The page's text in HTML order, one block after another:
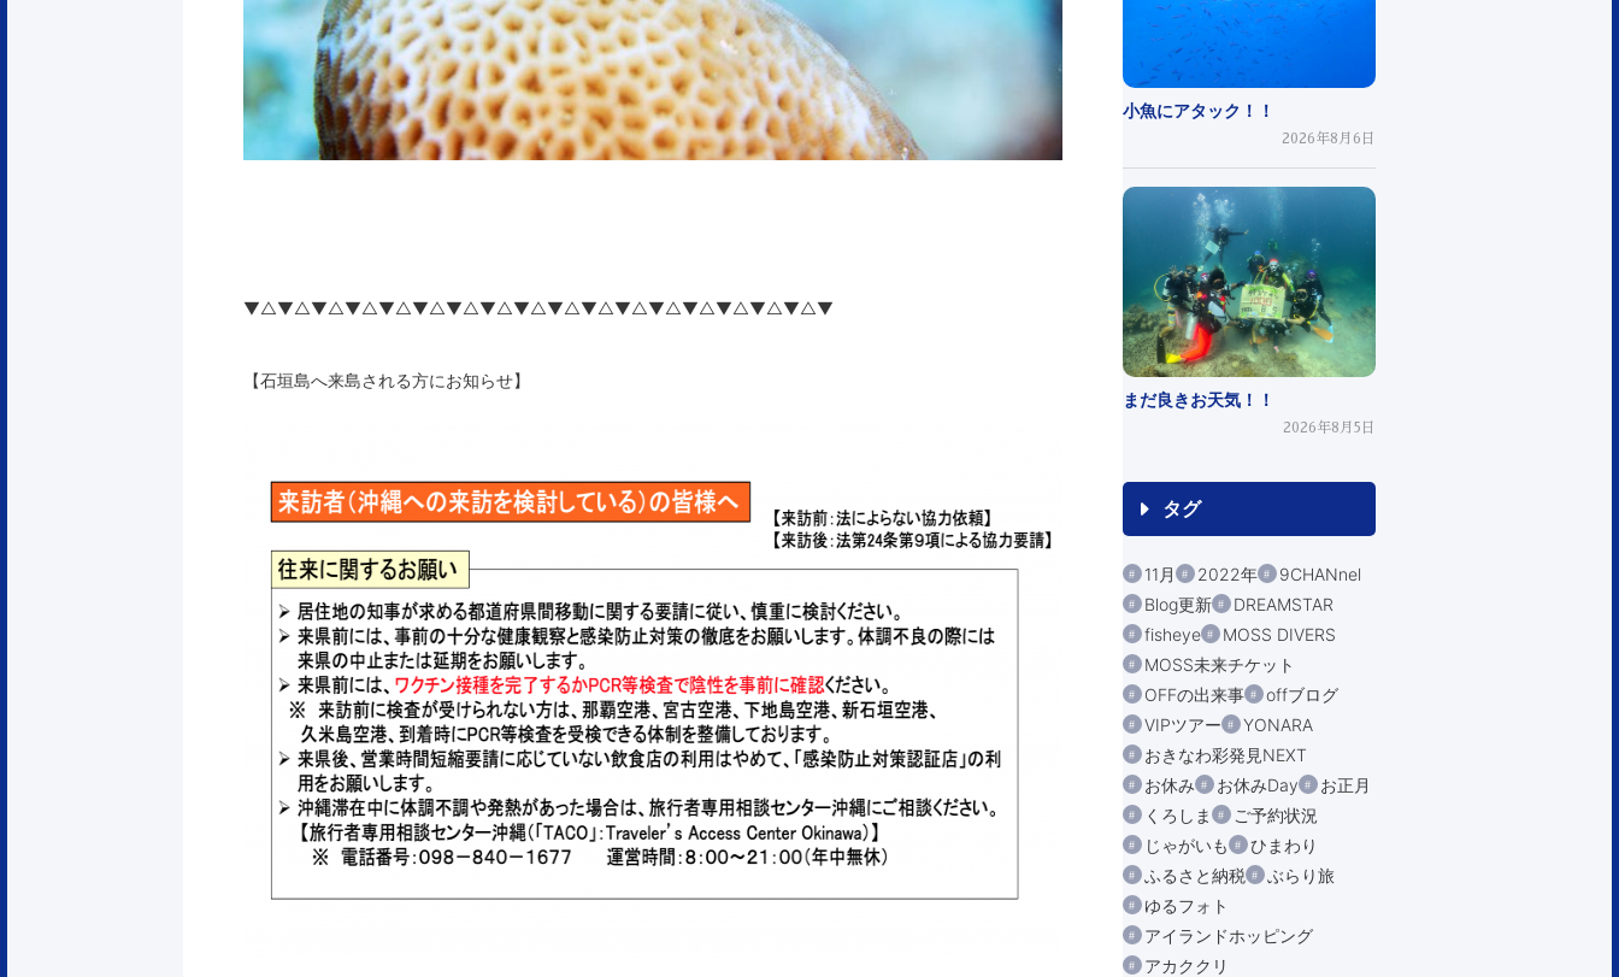
▼△▼△▼△▼△▼△▼△▼△▼△▼△▼△▼△▼△▼△▼△▼△▼△▼△▼
【石垣島へ来島される方にお知らせ】
小魚にアタック！！
2026年8月6日
まだ良きお天気！！
2026年8月5日
タグ
11月 2022年
9CHANnel
Blog更新
DREAMSTAR
fisheye
MOSS DIVERS
MOSS未来チケット
OFFの出来事
offブログ
VIPツアー
YONARA
おきなわ彩発見NEXT
お休み
お休みDay
お正月
くろしま
ご予約状況
じゃがいも
ひまわり
ふるさと納税
ぶらり旅
ゆるフォト
アイランドホッピング
アカククリ